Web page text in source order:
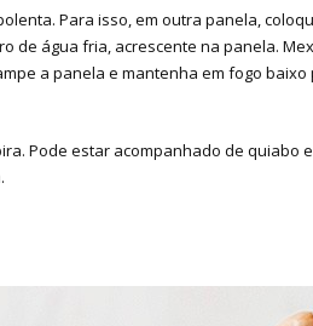
Para isso, em outra panela,
de água fria, acrescente na panela.
a panela e mantenha em fogo baixo
Pode estar acompanhado de quiabo